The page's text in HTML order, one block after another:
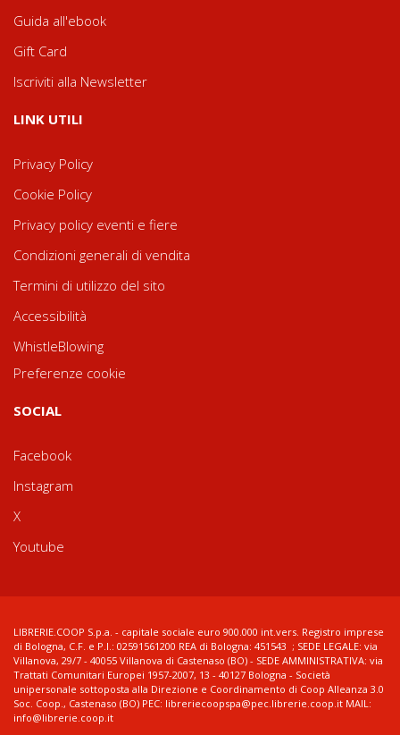
Guida all'ebook
Gift Card
Iscriviti alla Newsletter
LINK UTILI
Privacy Policy
Cookie Policy
Privacy policy eventi e fiere
Condizioni generali di vendita
Termini di utilizzo del sito
Accessibilità
WhistleBlowing
Preferenze cookie
SOCIAL
Facebook
Instagram
X
Youtube
LIBRERIE.COOP S.p.a. - capitale sociale euro 900.000 int.vers. Registro imprese
di Bologna, C.F. e P.I.: 02591561200 REA di Bologna: 451543 ; SEDE LEGALE: via
Villanova, 29/7 - 40055 Villanova di Castenaso (BO) - SEDE AMMINISTRATIVA: via
Trattati Comunitari Europei 1957-2007, 13 - 40127 Bologna - Società
unipersonale sottoposta alla Direzione e Coordinamento di Coop Alleanza 3.0
Soc. Coop., Castenaso (BO) PEC: libreriecoopspa@pec.librerie.coop.it MAIL:
info@librerie.coop.it